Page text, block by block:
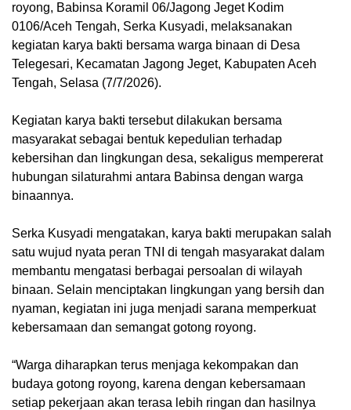
royong, Babinsa Koramil 06/Jagong Jeget Kodim
0106/Aceh Tengah, Serka Kusyadi, melaksanakan
kegiatan karya bakti bersama warga binaan di Desa
Telegesari, Kecamatan Jagong Jeget, Kabupaten Aceh
Tengah, Selasa (7/7/2026).
Kegiatan karya bakti tersebut dilakukan bersama
masyarakat sebagai bentuk kepedulian terhadap
kebersihan dan lingkungan desa, sekaligus mempererat
hubungan silaturahmi antara Babinsa dengan warga
binaannya.
Serka Kusyadi mengatakan, karya bakti merupakan salah
satu wujud nyata peran TNI di tengah masyarakat dalam
membantu mengatasi berbagai persoalan di wilayah
binaan. Selain menciptakan lingkungan yang bersih dan
nyaman, kegiatan ini juga menjadi sarana memperkuat
kebersamaan dan semangat gotong royong.
“Warga diharapkan terus menjaga kekompakan dan
budaya gotong royong, karena dengan kebersamaan
setiap pekerjaan akan terasa lebih ringan dan hasilnya